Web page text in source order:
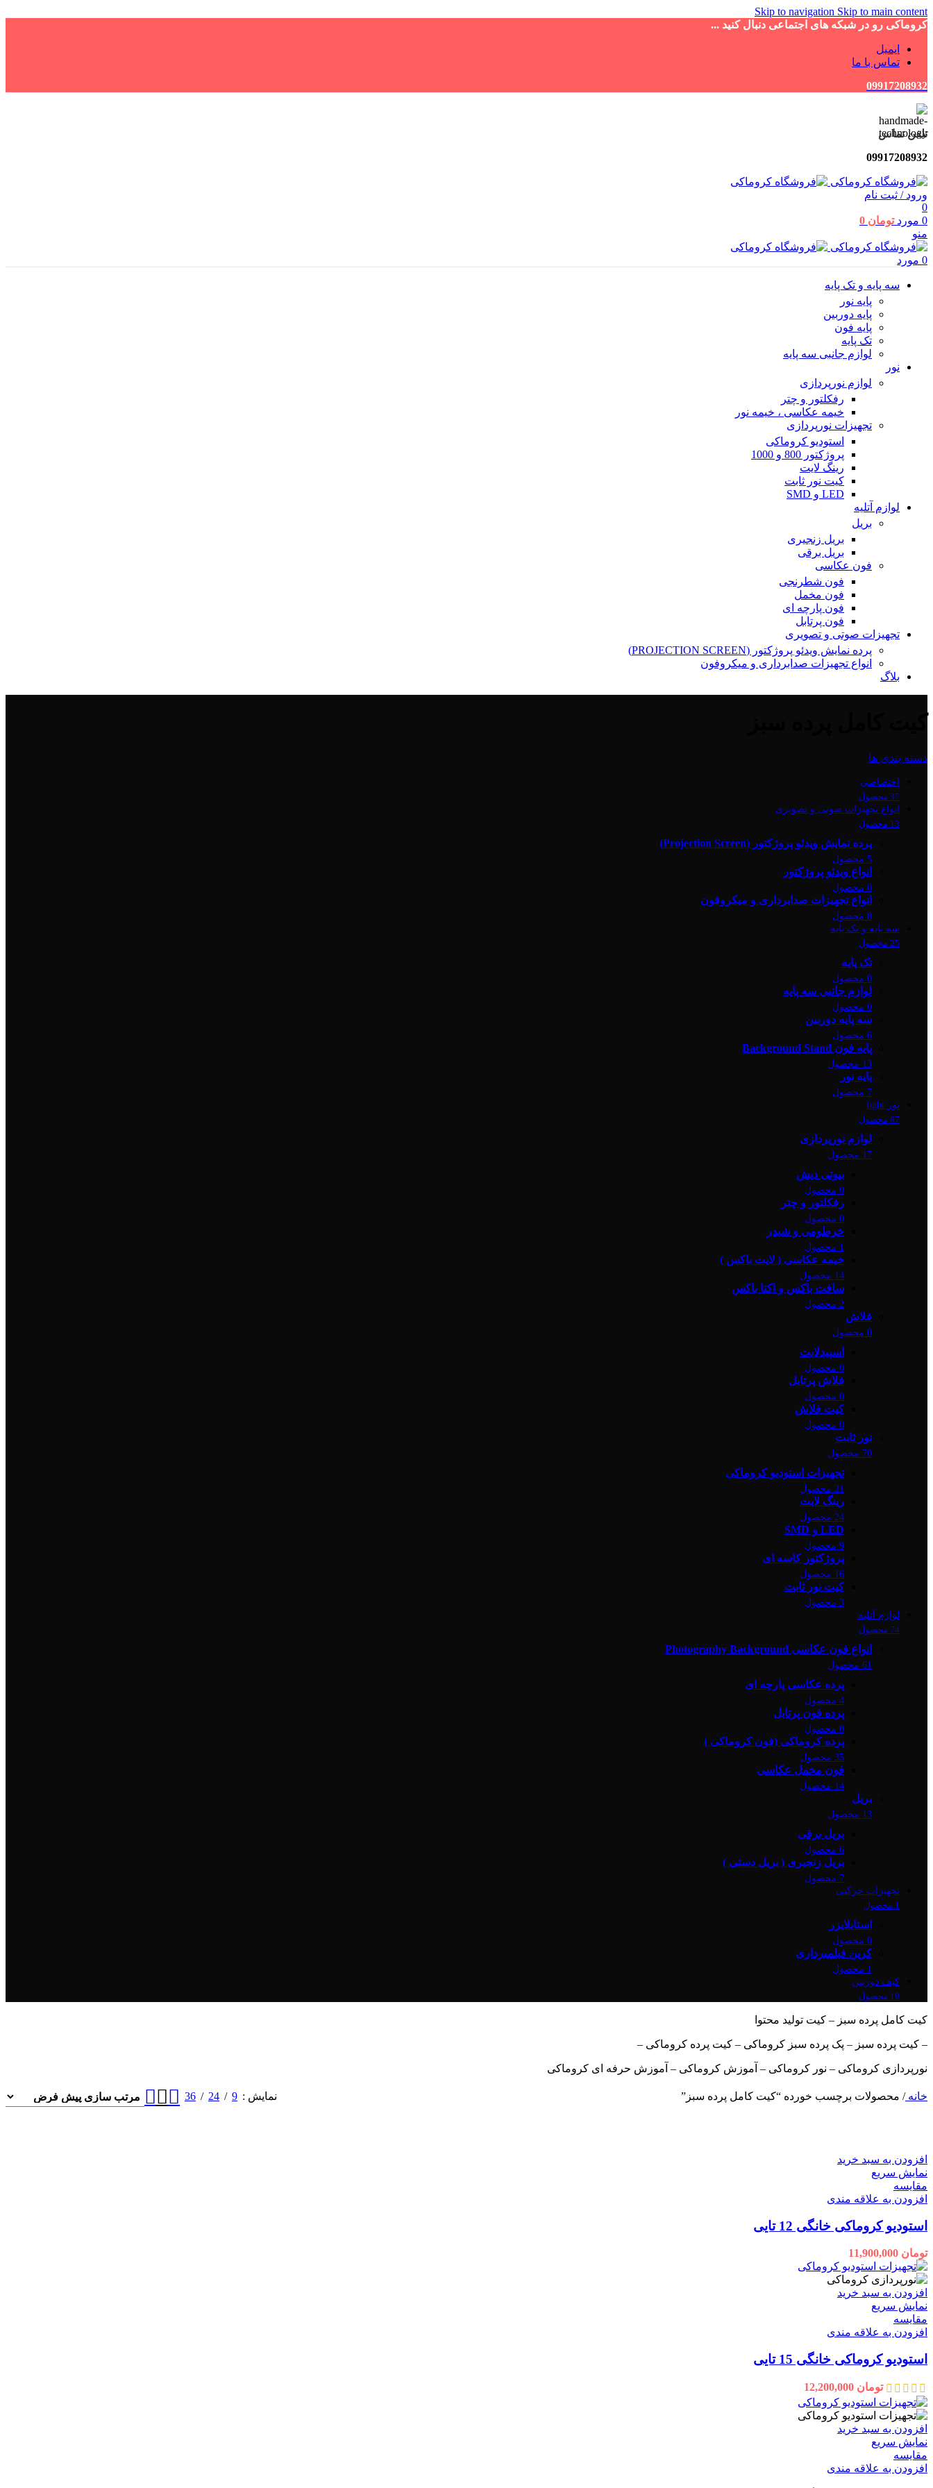
Skip to navigation Skip to main content
کروماکی رو در شبکه های اجتماعی دنبال کنید ...
ایمیل
تماس با ما
09917208932
تلفن تماس
09917208932
ورود / ثبت نام
0
0 مورد تومان
منو
0 مورد
سه پایه و تک پایه
پایه نور
پایه دوربین
پایه فون
تک پایه
لوازم جانبی سه پایه
نور
لوازم نورپردازی
رفکلتور و چتر
خیمه عکاسی ، خیمه نور
تجهیزات نورپردازی
استودیو کروماکی
پروژکتور 800 و 1000
رینگ لایت
کیت نور ثابت
LED و SMD
لوازم آتلیه
بریل
بریل زنجیری
بریل برقی
فون عکاسی
فون شطرنجی
فون مخمل
فون پارچه ای
فون پرتابل
تجهیزات صوتی و تصویری
پرده نمایش ویدئو پروژکتور (PROJECTION SCREEN)
انواع تجهیزات صدابرداری و میکروفون
بلاگ
دسته بندی ها
اختصاصی
37 محصول
انواع تجهیزات صوتی و تصویری
13 محصول
پرده نمایش ویدئو پروژکتور (Projection Screen)
5 محصول
انواع ویدئو پروژکتور
0 محصول
انواع تجهیزات صدابرداری و میکروفون
8 محصول
سه پایه و تک پایه
25 محصول
تک پایه
0 محصول
لوازم جانبی سه پایه
0 محصول
سه پایه دوربین
6 محصول
پایه فون Background Stand
13 محصول
پایه نور
7 محصول
نور light
87 محصول
لوازم نورپردازی
17 محصول
بیوتی دیش
0 محصول
رفکلتور و چتر
0 محصول
خرطومی و شیدر
1 محصول
خیمه عکاسی ( لایت باکس )
14 محصول
سافت باکس و اکتا باکس
2 محصول
فلاش
0 محصول
اسپیدلایت
0 محصول
فلاش پرتابل
0 محصول
کیت فلاش
0 محصول
نور ثابت
70 محصول
تجهیزات استودیو کروماکی
21 محصول
رینگ لایت
24 محصول
LED و SMD
9 محصول
پروژکتور کاسه ای
16 محصول
کیت نور ثابت
3 محصول
لوازم آتلیه
74 محصول
انواع فون عکاسی Photography Background
61 محصول
پرده عکاسی پارچه ای
4 محصول
پرده فون پرتابل
8 محصول
پرده کروماکی (فون کروماکی )
35 محصول
فون مخمل عکاسی
14 محصول
بریل
13 محصول
بریل برقی
6 محصول
بریل زنجیری ( بریل دستی )
7 محصول
تجهیزات حرکتی
1 محصول
استابلایزر
0 محصول
کرین فیلمبرداری
1 محصول
کیف دوربین
19 محصول
کیت کامل پرده سبز – کیت تولید محتوا
– کیت پرده سبز – پک پرده سبز کروماکی – کیت پرده کروماکی –
نورپردازی کروماکی – نور کروماکی – آموزش کروماکی – آموزش حرفه ای کروماکی
خانه/ محصولات برچسب خورده “کیت کامل پرده سبز” نمایش 9
24
36
افزودن به سبد خرید
نمایش سریع
مقايسه
افزودن به علاقه مندی
استودیو کروماکی خانگی 12 تایی
تومان
افزودن به سبد خرید
نمایش سریع
مقايسه
افزودن به علاقه مندی
استودیو کروماکی خانگی 15 تایی
تومان
افزودن به سبد خرید
نمایش سریع
مقايسه
افزودن به علاقه مندی